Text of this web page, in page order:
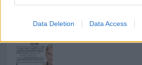
Data Deletion Data Access